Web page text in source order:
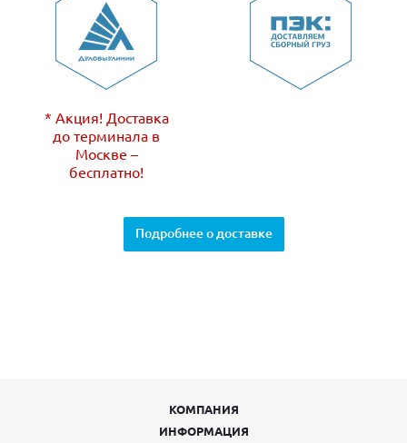
* Акция! Доставка
до терминала в
Москве –
бесплатно!
Подробнее о доставке
КОМПАНИЯ
ИНФОРМАЦИЯ